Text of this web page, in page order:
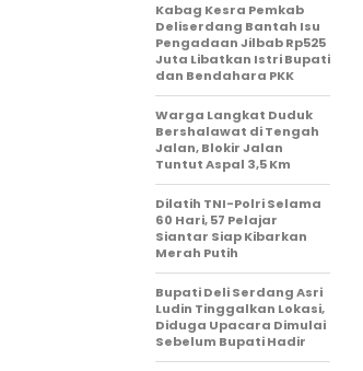
Kabag Kesra Pemkab
Deliserdang Bantah Isu
Pengadaan Jilbab Rp525
Juta Libatkan Istri Bupati
dan Bendahara PKK
Warga Langkat Duduk
Bershalawat di Tengah
Jalan, Blokir Jalan
Tuntut Aspal 3,5 Km
Dilatih TNI-Polri Selama
60 Hari, 57 Pelajar
Siantar Siap Kibarkan
Merah Putih
Bupati Deli Serdang Asri
Ludin Tinggalkan Lokasi,
Diduga Upacara Dimulai
Sebelum Bupati Hadir